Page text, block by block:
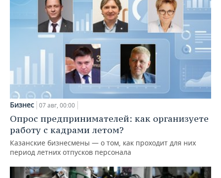
Бизнес 07 авг, 00:00
Опрос предпринимателей: как организуете
работу с кадрами летом?
Казанские бизнесмены — о том, как проходит для них
период летних отпусков персонала